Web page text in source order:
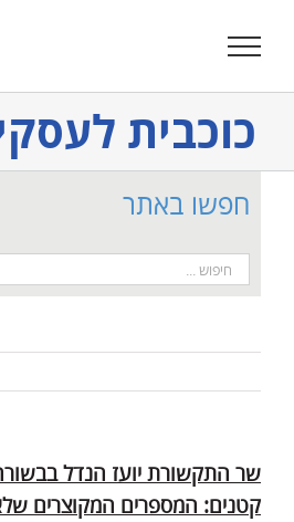
לתוכן
כוכבית
שר התקשורת יועז הנדל
קטנים: המספרים המקוצרים
חפשו באתר
חיפוש...